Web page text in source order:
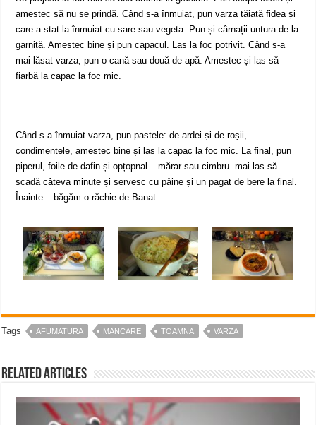
amestec să nu se prindă. Când s-a înmuiat, pun varza tăiată fidea și
care a stat la înmuiat cu sare sau vegeta. Pun și cârnații untura de la
garniță. Amestec bine și pun capacul. Las la foc potrivit. Când s-a
mai lăsat varza, pun o cană sau două de apă. Amestec și las să
fiarbă la capac la foc mic.
Când s-a înmuiat varza, pun pastele: de ardei și de roșii,
condimentele, amestec bine și las la capac la foc mic. La final, pun
piperul, foile de dafin și opțopnal – mărar sau cimbru. mai las să
scadă câteva minute și servesc cu pâine și un pagat de bere la final.
Înainte – băgăm o răchie de Banat.
Tags AFUMATURA MANCARE TOAMNA VARZA
Related Articles